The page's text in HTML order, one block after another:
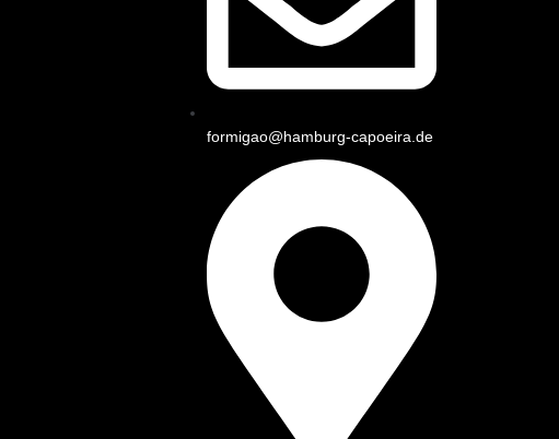
formigao@hamburg-capoeira.de